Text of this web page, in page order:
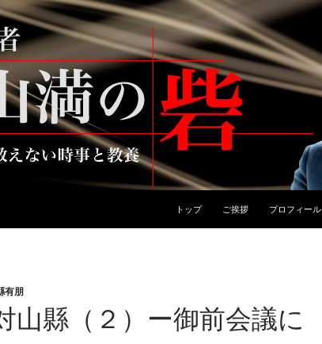
トップ ご挨拶 プロフィール
有朋
山縣（２）ー御前会議に